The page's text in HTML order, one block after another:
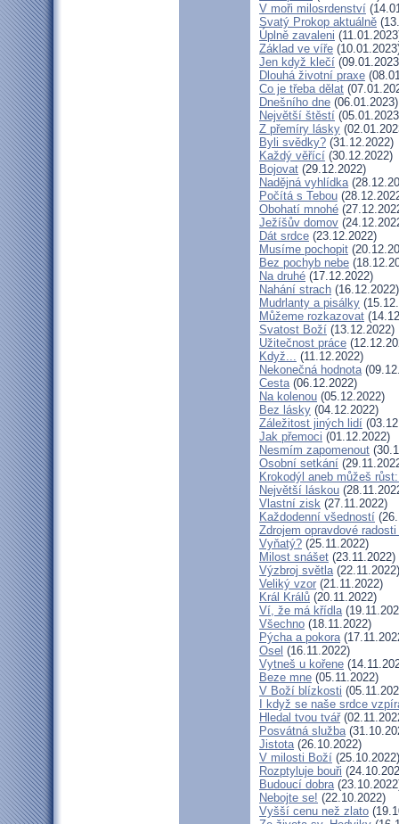
V moři milosrdenství
Svatý Prokop aktuálně
Úplně zavaleni
Základ ve víře
Jen když klečí
Dlouhá životní praxe
Co je třeba dělat
Dnešního dne (06.01.2023)
Největší štěstí
Z přemíry lásky
Byli svědky? (31.12.2022)
Každý věřící (30.12.2022)
Bojovat (29.12.2022)
Nadějná vyhlídka
Počítá s Tebou
Obohatí mnohé
Ježíšův domov
Dát srdce (23.12.2022)
Musíme pochopit
Bez pochyb nebe
Na druhé (17.12.2022)
Nahání strach (16.12.2022)
Mudrlanty a pisálky
Můžeme rozkazovat
Svatost Boží (13.12.2022)
Užitečnost práce
Když... (11.12.2022)
Nekonečná hodnota
Cesta(06.12.2022)
Na kolenou (05.12.2022)
Bez lásky (04.12.2022)
Záležitost jiných lidí
Jak přemoci (01.12.2022)
Nesmím zapomenout
Osobní setkání
Krokodýl aneb můžeš
Největší láskou
Vlastní zisk (27.11.2022)
Každodenní všedností
Zdrojem opravdové
Vyňatý? (25.11.2022)
Milost snášet (23.11.2022)
Výzbroj světla(22.11.2022)
Veliký vzor (21.11.2022)
Král Králů (20.11.2022)
Ví, že má křídla
Všechno (18.11.2022)
Pýcha a pokora
Osel (16.11.2022)
Vytneš u kořene
Beze mne (05.11.2022)
V Boží blízkosti
I když se naše srdce
Hledal tvou tvář
Posvátná služba
Jistota(26.10.2022)
V milosti Boží (25.10.2022)
Rozptyluje bouři
Budoucí dobra
Nebojte se! (22.10.2022)
Vyšší cenu než zlato